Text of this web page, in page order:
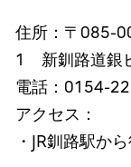
住所：〒085-
1 新釧路道銀
電話：0154-
アクセス：
・JR釧路駅か